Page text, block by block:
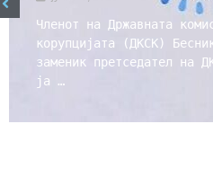
Членот на Државната
корупцијата (ДКСК)
заменик претседател на
ја …